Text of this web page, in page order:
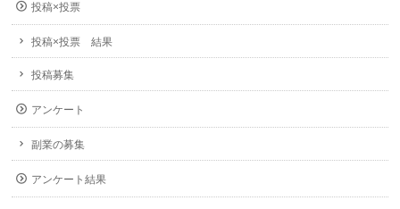
投稿×投票
投稿×投票 結果
投稿募集
アンケート
副業の募集
アンケート結果